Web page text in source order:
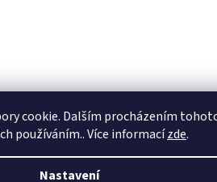
cookie. Dalším procházením
používáním.. Více informacízde.
Nastavení